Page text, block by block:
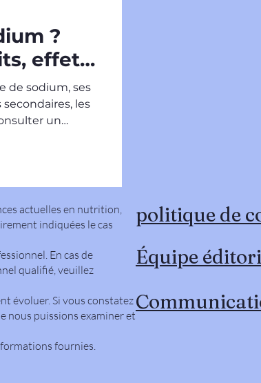
?
effets
de sodium, ses
les
un
actuelles en nutrition,
indiquées le cas
En cas de
qualifié, veuillez
évoluer. Si vous constatez
nous puissions examiner et
fournies.
politique de
Équipe